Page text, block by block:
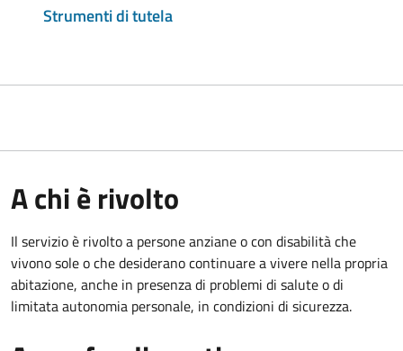
Strumenti di tutela
A chi è rivolto
Il servizio è rivolto a persone anziane o con disabilità che
vivono sole o che desiderano continuare a vivere nella propria
abitazione, anche in presenza di problemi di salute o di
limitata autonomia personale, in condizioni di sicurezza.